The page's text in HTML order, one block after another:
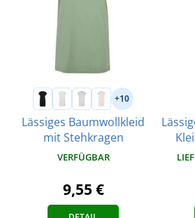
+10
Lässiges Baumwollkleid
mit Stehkragen
VERFÜGBAR
9,55 €